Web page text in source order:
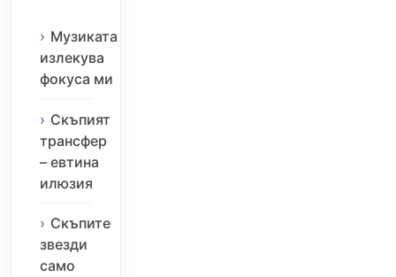
Музиката
излекува
фокуса ми
Скъпият
трансфер
– евтина
илюзия
Скъпите
звезди
само